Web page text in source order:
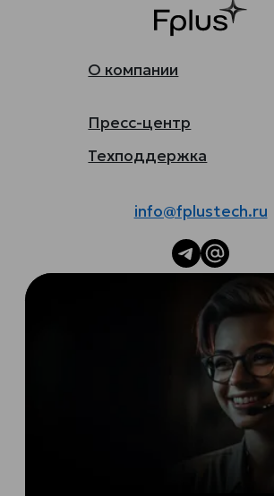
О компании
Пресс-центр
Техподдержка
info@fplustech.ru